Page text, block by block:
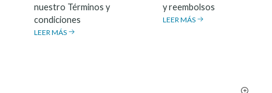
nuestro Términos y
condiciones
LEER MÁS
y reembolsos
LEER MÁS